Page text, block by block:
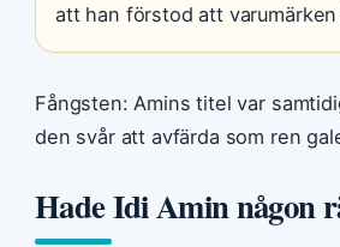
att han förstod att
Fångsten: Amins titel var
den svår att avfärda som ren
Hade Idi Amin någon